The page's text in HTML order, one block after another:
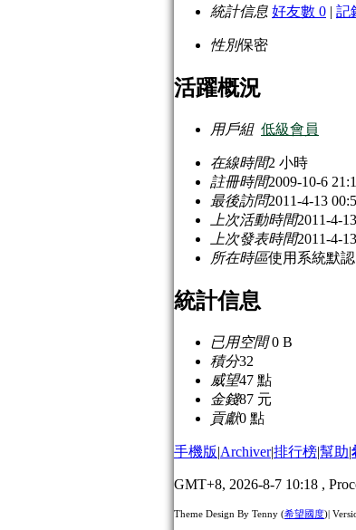
統計信息 好友數 0 | 記
性別保密
活躍概況
用戶組 低級會員
在線時間2 小時
註冊時間2009-10-6
最後訪問2011-4-13
上次活動時間2011-4-
上次發表時間2011-4-
所在時區使用系統默認
統計信息
已用空間0 B
積分32
威望47 點
金錢87 元
貢獻0 點
手機版|Archiver|排行榜|幫助|
GMT+8, 2026-8-7 10:18 ,
Theme Design By Tenny (希望國度)|